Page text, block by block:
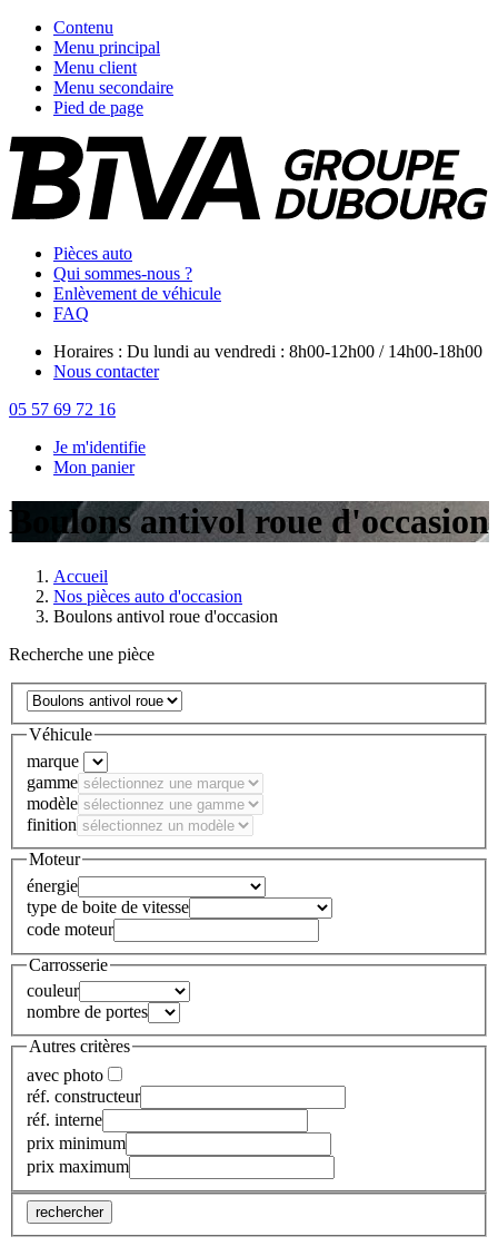
Contenu
Menu principal
Menu client
Menu secondaire
Pied de page
Pièces auto
Qui sommes-nous ?
Enlèvement de véhicule
FAQ
Horaires : Du lundi au vendredi : 8h00-12h00 / 14h00-18h00
Nous contacter
05 57 69 72 16
Je m'identifie
Mon panier
Boulons antivol roue d'occasion
Accueil
Nos pièces auto d'occasion
Boulons antivol roue d'occasion
Recherche une pièce
Véhicule
marque
gamme
modèle
finition
Moteur
énergie
type de boite de vitesse
code moteur
Carrosserie
couleur
nombre de portes
Autres critères
avec photo
réf. constructeur
réf. interne
prix minimum
prix maximum
rechercher